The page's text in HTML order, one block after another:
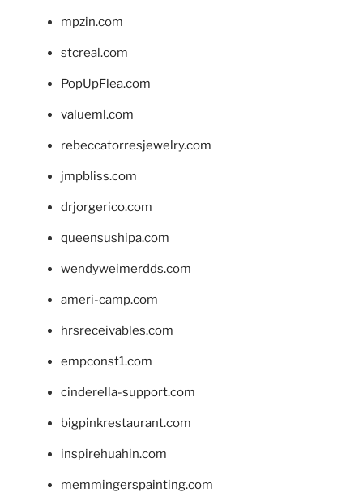
mpzin.com
stcreal.com
PopUpFlea.com
valueml.com
rebeccatorresjewelry.com
jmpbliss.com
drjorgerico.com
queensushipa.com
wendyweimerdds.com
ameri-camp.com
hrsreceivables.com
empconst1.com
cinderella-support.com
bigpinkrestaurant.com
inspirehuahin.com
memmingerspainting.com